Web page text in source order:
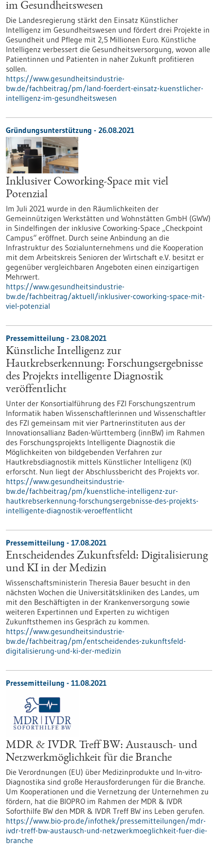
im Gesundheitswesen
Die Landesregierung stärkt den Einsatz Künstlicher
Intelligenz im Gesundheitswesen und fördert drei Projekte in
Gesundheit und Pflege mit 2,5 Millionen Euro. Künstliche
Intelligenz verbessert die Gesundheitsversorgung, wovon alle
Patientinnen und Patienten in naher Zukunft profitieren
sollen.
https://www.gesundheitsindustrie-
bw.de/fachbeitrag/pm/land-foerdert-einsatz-kuenstlicher-
intelligenz-im-gesundheitswesen
Gründungsunterstützung - 26.08.2021
Inklusiver Coworking-Space mit viel
Potenzial
Im Juli 2021 wurde in den Räumlichkeiten der
Gemeinnützigen Werkstätten und Wohnstätten GmbH (GWW)
in Sindelfingen der inklusive Coworking-Space „Checkpoint
Campus“ eröffnet. Durch seine Anbindung an die
Infrastruktur des Sozialunternehmens und die Kooperation
mit dem Arbeitskreis Senioren der Wirtschaft e.V. besitzt er
gegenüber vergleichbaren Angeboten einen einzigartigen
Mehrwert.
https://www.gesundheitsindustrie-
bw.de/fachbeitrag/aktuell/inklusiver-coworking-space-mit-
viel-potenzial
Pressemitteilung - 23.08.2021
Künstliche Intelligenz zur
Hautkrebserkennung: Forschungsergebnisse
des Projekts intelligente Diagnostik
veröffentlicht
Unter der Konsortialführung des FZI Forschungszentrum
Informatik haben Wissenschaftlerinnen und Wissenschaftler
des FZI gemeinsam mit vier Partnerinstituten aus der
Innovationsallianz Baden-Württemberg (innBW) im Rahmen
des Forschungsprojekts Intelligente Diagnostik die
Möglichkeiten von bildgebenden Verfahren zur
Hautkrebsdiagnostik mittels Künstlicher Intelligenz (KI)
erforscht. Nun liegt der Abschlussbericht des Projekts vor.
https://www.gesundheitsindustrie-
bw.de/fachbeitrag/pm/kuenstliche-intelligenz-zur-
hautkrebserkennung-forschungsergebnisse-des-projekts-
intelligente-diagnostik-veroeffentlicht
Pressemitteilung - 17.08.2021
Entscheidendes Zukunftsfeld: Digitalisierung
und KI in der Medizin
Wissenschaftsministerin Theresia Bauer besucht in den
nächsten Wochen die Universitätskliniken des Landes, um
mit den Beschäftigten in der Kranken­ver­sorgung sowie
weiteren Expertinnen und Experten zu wichtigen
Zukunftsthemen ins Gespräch zu kommen.
https://www.gesundheitsindustrie-
bw.de/fachbeitrag/pm/entscheidendes-zukunftsfeld-
digitalisierung-und-ki-der-medizin
Pressemitteilung - 11.08.2021
MDR & IVDR Treff BW: Austausch- und
Netzwerkmöglichkeit für die Branche
Die Verordnungen (EU) über Medizinprodukte und In-vitro-
Diagnostika sind große Herausforderungen für die Branche.
Um Kooperationen und die Vernetzung der Unternehmen zu
fördern, hat die BIOPRO im Rahmen der MDR & IVDR
Soforthilfe BW den MDR & IVDR Treff BW ins Leben gerufen.
https://www.bio-pro.de/infothek/pressemitteilungen/mdr-
ivdr-treff-bw-austausch-und-netzwerkmoeglichkeit-fuer-die-
branche